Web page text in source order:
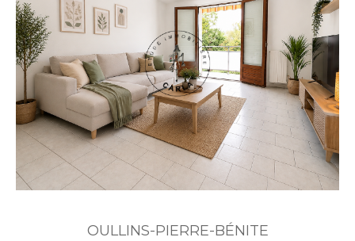
OULLINS-PIERRE-BÉNITE